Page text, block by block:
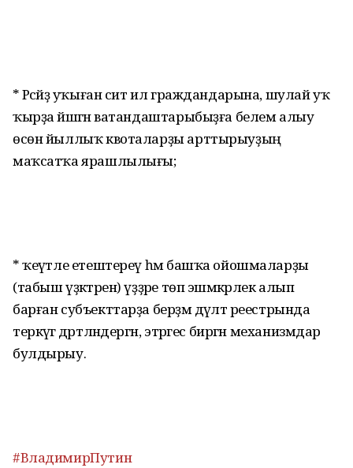
* Рәсәйҙә уҡыған сит ил граждандарына, шулай уҡ
ҡырҙа йәшәгән ватандаштарыбыҙға белем алыу
өсөн йыллыҡ квоталарҙы арттырыуҙың
маҡсатҡа ярашлылығы;
* ҡеүәтле етештереү һәм башҡа ойошмаларҙы
(табыш үҙәктәрен) үҙҙәре төп эшмәкәрлек алып
барған субъекттарҙа берҙәм дәүләт реестрында
теркәүгә дәртләндергән, этәргес биргән механизмдар
булдырыу.
#ВладимирПутин